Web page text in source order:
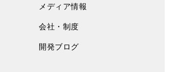
メディア情報
会社・制度
開発ブログ